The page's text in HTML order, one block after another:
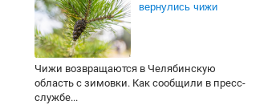
вернулись чижи
Чижи возвращаются в Челябинскую
область с зимовки. Как сообщили в пресс-
службе...